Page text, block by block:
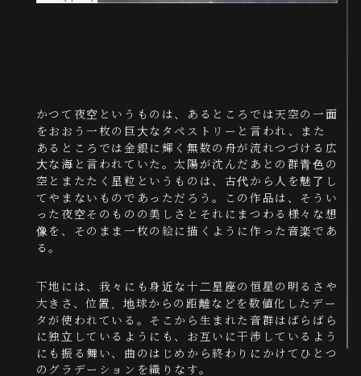
かつて夜空というものは、あるところでは天空の一面
をおおう一枚の巨大なタペストリーと言われ、また
あるところでは金銀に輝く無数の舟が流れつづける広
大な海と言われていた。太陽が沈んだあとの群青色の
空とまたたく星粒というものは、古代から人を魅了し
てやまないものであっただろう。この作品は、そうい
った夜空そのものの美しさとそれにまつわる様々な想
像を、そのまま一枚の絵に描くように作った音楽であ
る。
下地には、我々にも身近な十二星座の恒星の明るさや
大きさ、位置、地球からの距離などを数値化したデー
タが使われている。そこから生まれた音群はばらばら
に独立しているようにも、お互いに干渉しているよう
にも振る舞い、曲のはじめから終わりにかけてひとつ
のグラデーションを織りなす。